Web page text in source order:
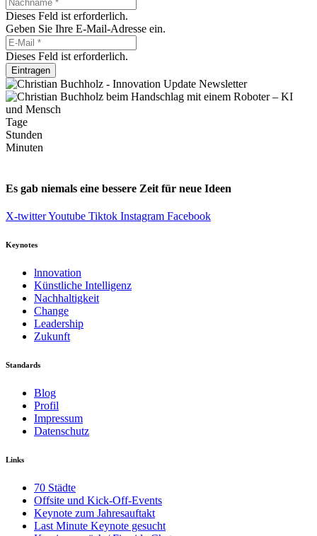
Dieses Feld ist erforderlich.
Geben Sie Ihre E-Mail-Adresse ein.
Dieses Feld ist erforderlich.
Eintragen
Tage
Stunden
Minuten
Es gab niemals eine bessere Zeit für neue Ideen
X-twitterYoutube Tiktok Instagram Facebook
Keynotes
lnnovation
Künstliche Intelligenz
Nachhaltigkeit
Change
Leadership
Zukunft
Standards
Blog
Profil
Impressum
Datenschutz
Links
70 Städte
Offsite und Kick-Off-Events
Keynote zum Jahresauftakt
Last Minute Keynote gesucht